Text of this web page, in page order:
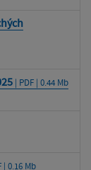
| PDF | 0.44 Mb
| 0.16 Mb